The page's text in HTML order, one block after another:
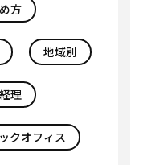
方
地域別
経理
クオフィス